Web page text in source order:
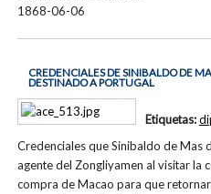
1868-06-06
CREDENCIALES DE SINIBALDO DE
DESTINADO A PORTUGAL
Credenciales que Sinibaldo de Mas
agente del Zongliyamen al visitar la
compra de Macao para que
Etiquetas: